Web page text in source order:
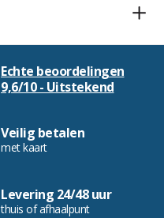
Echte beoordelingen
9,6/10 - Uitstekend
Veilig betalen
met kaart
Levering 24/48 uur
thuis of afhaalpunt